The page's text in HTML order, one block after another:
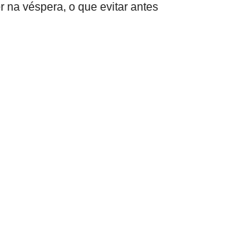
na véspera, o que evitar antes